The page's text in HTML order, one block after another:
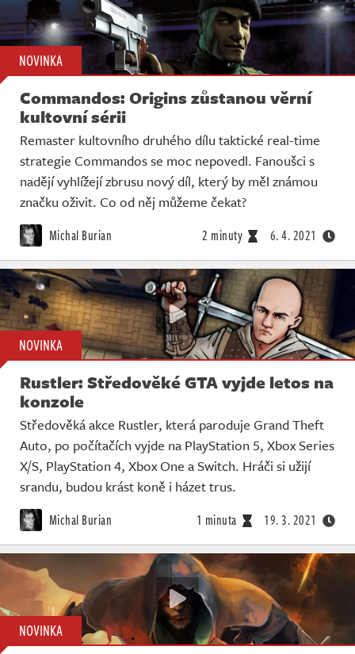
NOVINKA
Commandos: Origins zůstanou věrní
kultovní sérii
Remaster kultovního druhého dílu taktické real-time
strategie Commandos se moc nepovedl. Fanoušci s
nadějí vyhlížejí zbrusu nový díl, který by měl známou
značku oživit. Co od něj můžeme čekat?
Michal Burian 2 minuty 6. 4. 2021
NOVINKA
Rustler: Středověké GTA vyjde letos na
konzole
Středověká akce Rustler, která paroduje Grand Theft
Auto, po počítačích vyjde na PlayStation 5, Xbox Series
X/S, PlayStation 4, Xbox One a Switch. Hráči si užijí
srandu, budou krást koně i házet trus.
Michal Burian 1 minuta 19. 3. 2021
NOVINKA